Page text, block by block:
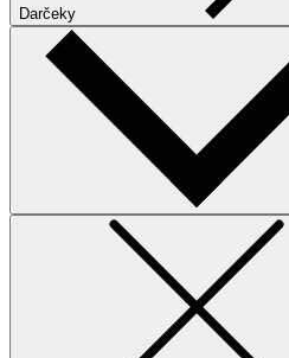
Darčeky